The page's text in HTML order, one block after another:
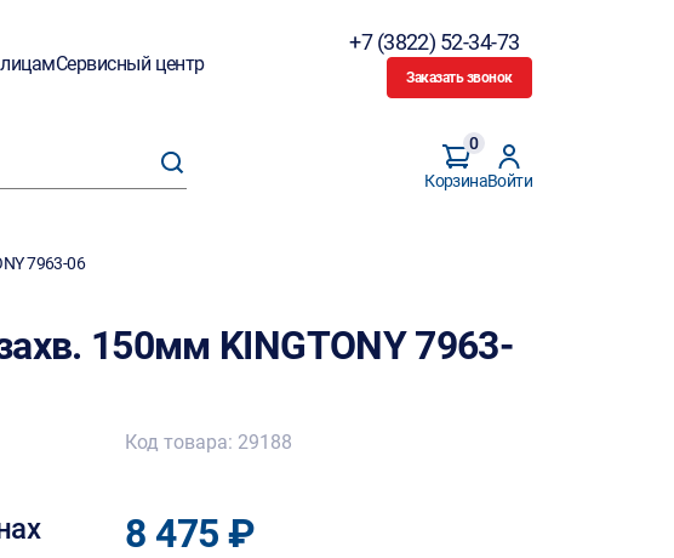
Сервисный центр
+7 (3822) 52-34-73
Заказать звонок
Корзина
0
Войти
7963-06
150мм KINGTONY 7963-
Код товара: 29188
8 475 ₽